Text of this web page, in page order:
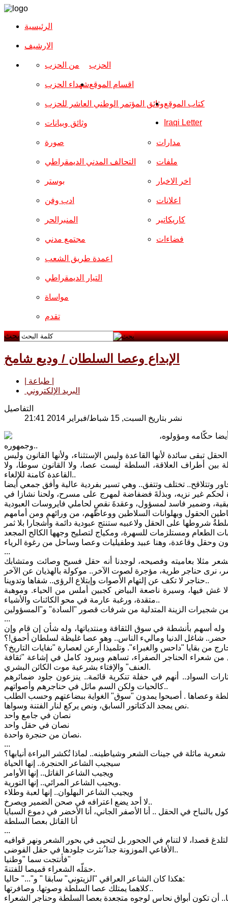
الرئيسية
الارشیف
الحزب من الحزب
شهداء الحزب
وثائق المؤتمر الوطني العاشر للحزب
وثائق وبيانات
اقسام الموقع
صورة
التحالف المدني الديمقراطي
بوستر
ادب وفن
المنبرالحر
مجتمع مدني
مدارات
ملفات
اخر الاخبار
اعلانات
كاريكاتير
فضاءات
اعمدة طريق الشعب
التيار الديمقراطي
مواساة
تقدم
كتاب الموقع
Iraqi Letter
بحث
الإبداع وعصا السلطان / وديع شامخ
البريد الإلكتروني
التفاصيل
نشر بتاريخ السبت, 15 شباط/فبراير 2014 21:41
حكّامه ومؤولوه،
وجمهوره..
تبقى سائدة لأنها القاعدة وليس الإستثناء، ولأنها القانون وليس
بين أطراف العلاقة، السلطة ليست عصا، ولا القانون سوطا، ولا
القاعدة كامنة للإلغاء..
غير نزيه، وبذلةَ فضفاضة لمهرج على مسرح، ولحنا نشازا في
...
مثلا بعاميته وفصيحه، لوجدنا أنه حقل فسيح وصائت ومتشابك
حناجر لا تكف عن إلتهام الأصوات وإبتلاع الرؤى.. شفاها وتدوينا..
فيها، وسيرة ناصعة البياض كجبين أملس من الحياء. وموهبة
متقدة، ورغبة عارمة في محو الكائنات والأشياء..
...
أسهم بأنشطة في سوق الثقافة ومنتدياتها، وله شأن إن قام وإن
شعراء الحناجر الصفراء، تساهم وببرود كامل في إشاعة "ثقافة
العنف" والإفتاء بشرعية موت الكائن البشري.
السواد.. أنهم في حفلة تنكرية قائمة.. ينزعون جلود ضمائرهم
كالحيات ولكن السم ماثل في حناجرهم وأصواتهم..
نص يمجد الدكتاتور السابق، ونص يركع لنار الفتنة وسواها.
نصان في جامع واحد
نصان في حقل واحد
نصان من حنجرة واحدة.
...
سيجيب الشاعر الحنجرة.. إنها الحياة
ويجيب الشاعر القاتل.. إنها الأوامر
ويجيب الشاعر المرائي.. إنها التورية.
ويجيب الشاعر البهلوان.. إنها لعبة وطلاء
لا أحد يضع اعترافه في صحن الضمير ويصرخ..
أنا القاتل بعصا السلطة
...
الأفاعي الموزونة جدا ُنثرت جلودها في حقل الفوضى..
فأنتجت سما "وطنيا"
َحمَلّه الشعراء قميصا للفتنة.
هكذا كان الشاعر العراقي "الزيتوني" سابقا " و"..." حاليا:
كلاهما يمتلك عصا السلطة وصوتها. وصافرتها..